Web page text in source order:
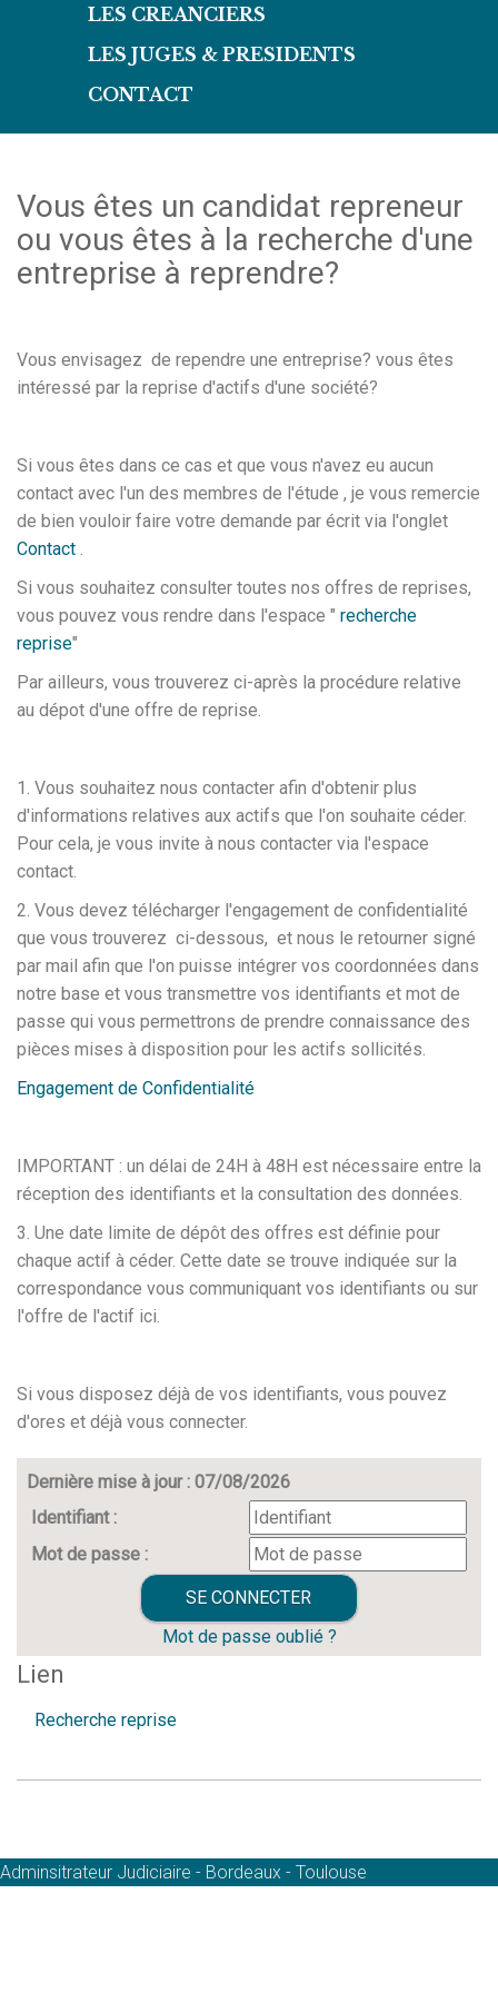
LES CREANCIERS
LES JUGES & PRESIDENTS
CONTACT
Vous êtes un candidat repreneur
ou vous êtes à la recherche d'une
entreprise à reprendre?
Vous envisagez de rependre une entreprise? vous êtes
intéressé par la reprise d'actifs d'une société?
Si vous êtes dans ce cas et que vous n'avez eu aucun
contact avec l'un des membres de l'étude , je vous remercie
de bien vouloir faire votre demande par écrit via l'onglet
Contact .
Si vous souhaitez consulter toutes nos offres de reprises,
vous pouvez vous rendre dans l'espace " recherche
reprise"
Par ailleurs, vous trouverez ci-après la procédure relative
au dépot d'une offre de reprise.
1. Vous souhaitez nous contacter afin d'obtenir plus
d'informations relatives aux actifs que l'on souhaite céder.
Pour cela, je vous invite à nous contacter via l'espace
contact.
2. Vous devez télécharger l'engagement de confidentialité
que vous trouverez ci-dessous, et nous le retourner signé
par mail afin que l'on puisse intégrer vos coordonnées dans
notre base et vous transmettre vos identifiants et mot de
passe qui vous permettrons de prendre connaissance des
pièces mises à disposition pour les actifs sollicités.
Engagement de Confidentialité
IMPORTANT : un délai de 24H à 48H est nécessaire entre la
réception des identifiants et la consultation des données.
3. Une date limite de dépôt des offres est définie pour
chaque actif à céder. Cette date se trouve indiquée sur la
correspondance vous communiquant vos identifiants ou sur
l'offre de l'actif ici.
Si vous disposez déjà de vos identifiants, vous pouvez
d'ores et déjà vous connecter.
Dernière mise à jour : 07/08/2026
Identifiant :
Mot de passe :
Mot de passe oublié ?
Lien
Recherche reprise
Adminsitrateur Judiciaire - Bordeaux - Toulouse